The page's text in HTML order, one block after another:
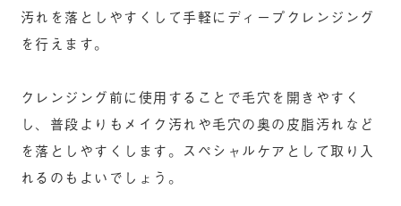
汚れを落としやすくして手軽にディープクレンジング
を行えます。
クレンジング前に使用することで毛穴を開きやすく
し、普段よりもメイク汚れや毛穴の奥の皮脂汚れなど
を落としやすくします。スペシャルケアとして取り入
れるのもよいでしょう。